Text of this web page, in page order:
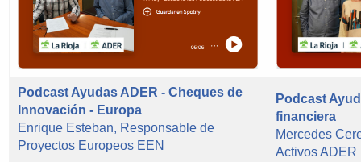
Podcast Ayudas ADER - Cheques de
Innovación - Europa
Enrique Esteban, Responsable de
Proyectos Europeos EEN
Podcast
financiera
Mercedes
Activos ADER